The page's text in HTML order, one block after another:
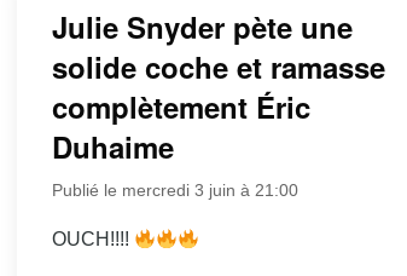
Julie Snyder pète une
solide coche et ramasse
complètement Éric
Duhaime
Publié le mercredi 3 juin à 21:00
OUCH!!!!